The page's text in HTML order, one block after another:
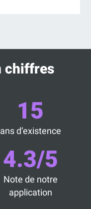
chiffres
15
ans d’existence
4.3/5
Note de notre
application